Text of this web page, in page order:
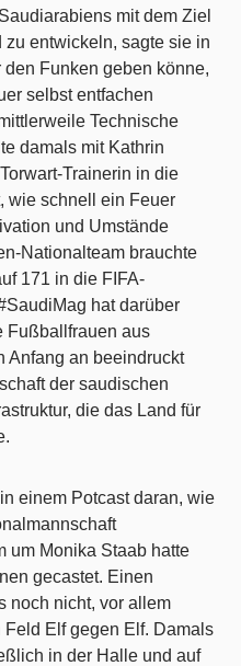
mit dem Ziel
entwickeln, sagte sie in
Funken geben könne,
selbst entfachen
Technische
damals mit Kathrin
Trainerin in die
wie schnell ein Feuer
und Umstände
Nationalteam brauchte
171 in die FIFA-
hat darüber
Fußballfrauen aus
Anfang an beeindruckt
der saudischen
die das Land für
einem Potcast daran, wie
um Monika Staab hatte
gecastet. Einen
noch nicht, vor allem
Elf gegen Elf. Damals
in der Halle und auf